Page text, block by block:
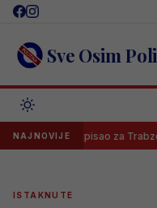
Skip
content Sve Osim
NAJNOVIJE
Salah potpisao za
ISTAKNUTE